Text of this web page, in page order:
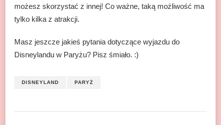
możesz skorzystać z innej! Co ważne, taką możliwość ma
tylko kilka z atrakcji.
Masz jeszcze jakieś pytania dotyczące wyjazdu do
Disneylandu w Paryżu? Pisz śmiało. :)
DISNEYLAND PARYŻ